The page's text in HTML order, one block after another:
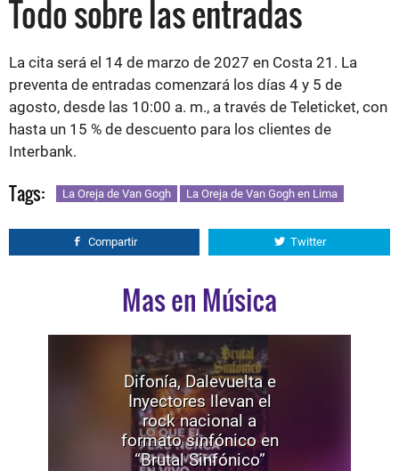
Todo sobre las entradas
La cita será el 14 de marzo de 2027 en Costa 21. La
preventa de entradas comenzará los días 4 y 5 de
agosto, desde las 10:00 a. m., a través de Teleticket, con
hasta un 15 % de descuento para los clientes de
Interbank.
Tags: La Oreja de Van Gogh La Oreja de Van Gogh en Lima
Compartir Twitter
Mas en Música
Difonía, Dalevuelta e
Inyectores llevan el
rock nacional a
formato sinfónico en
“Brutal Sinfónico”